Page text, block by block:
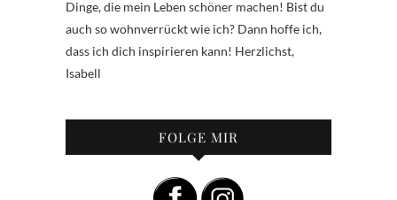
Dinge, die mein Leben schöner machen! Bist du
auch so wohnverrückt wie ich? Dann hoffe ich,
dass ich dich inspirieren kann! Herzlichst,
Isabell
FOLGE MIR